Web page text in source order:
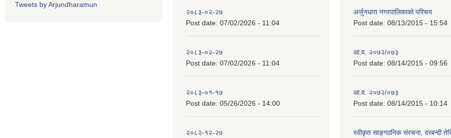
Tweets by Arjundharamun
२०८३-०२-२७
Post date: 07/02/2026 - 11:04
२०८३-०२-२७
Post date: 07/02/2026 - 11:04
२०८३-०१-१७
Post date: 05/26/2026 - 14:00
२०८२-१२-२७
अर्जुनधारा नगरपालिकाको परिचय
Post date: 08/13/2015 - 15:54
आ.व. २०७२/०७३
Post date: 08/14/2015 - 09:56
आ.व. २०७२/०७३
Post date: 08/14/2015 - 10:14
स्वीकृत साङ्गठनिक संरचना, दरबन्दी